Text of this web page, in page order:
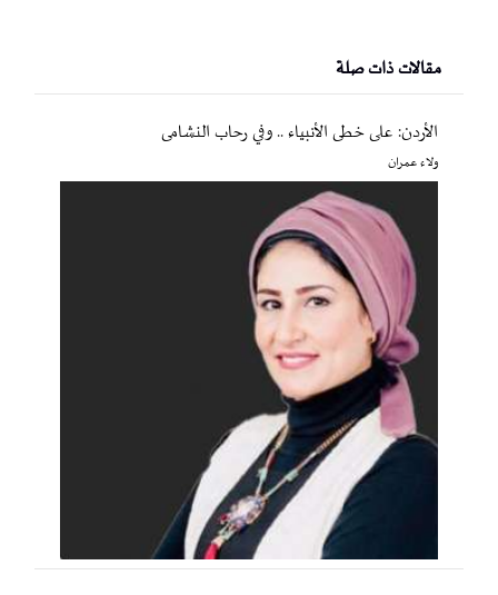
مقالات ذات صلة
الأردن: على خطى الأنبياء .. وفي رحاب النشامى
ولاء عمران